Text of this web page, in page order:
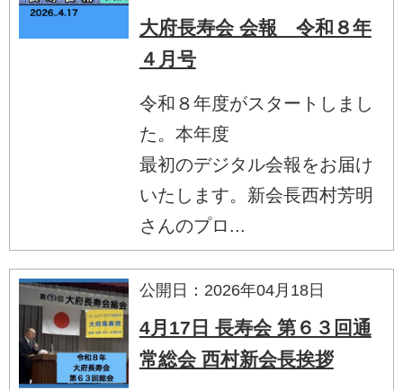
大府長寿会 会報 令和８年
４月号
令和８年度がスタートしまし
た。本年度
最初のデジタル会報をお届け
いたします。新会長西村芳明
さんのプロ...
公開日：2026年04月18日
4月17日 長寿会 第６３回通
常総会 西村新会長挨拶